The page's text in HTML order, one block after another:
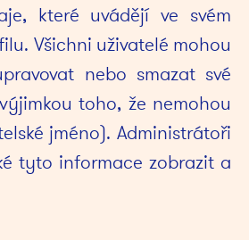
které uvádějí ve svém
Všichni uživatelé mohou
nebo smazat své
toho, že nemohou
jméno). Administrátoři
tyto informace zobrazit a